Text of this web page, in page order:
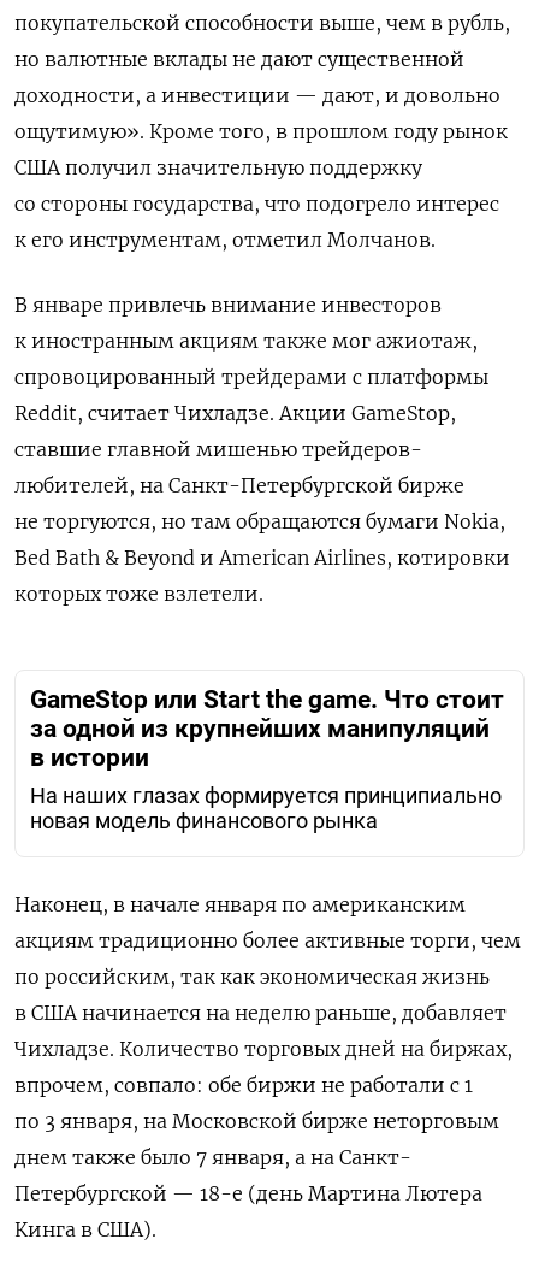
покупательской способности выше, чем в рубль,
но валютные вклады не дают существенной
доходности, а инвестиции — дают, и довольно
ощутимую». Кроме того, в прошлом году рынок
США получил значительную поддержку
со стороны государства, что подогрело интерес
к его инструментам, отметил Молчанов.
В январе привлечь внимание инвесторов
к иностранным акциям также мог ажиотаж,
спровоцированный трейдерами с платформы
Reddit, считает Чихладзе. Акции GameStop,
ставшие главной мишенью трейдеров-
любителей, на Санкт-Петербургской бирже
не торгуются, но там обращаются бумаги Nokia,
Bed Bath & Beyond и American Airlines, котировки
которых тоже взлетели.
GameStop или Start the game. Что стоит
за одной из крупнейших манипуляций
в истории
На наших глазах формируется принципиально
новая модель финансового рынка
Наконец, в начале января по американским
акциям традиционно более активные торги, чем
по российским, так как экономическая жизнь
в США начинается на неделю раньше, добавляет
Чихладзе. Количество торговых дней на биржах,
впрочем, совпало: обе биржи не работали с 1
по 3 января, на Московской бирже неторговым
днем также было 7 января, а на Санкт-
Петербургской — 18-е (день Мартина Лютера
Кинга в США).